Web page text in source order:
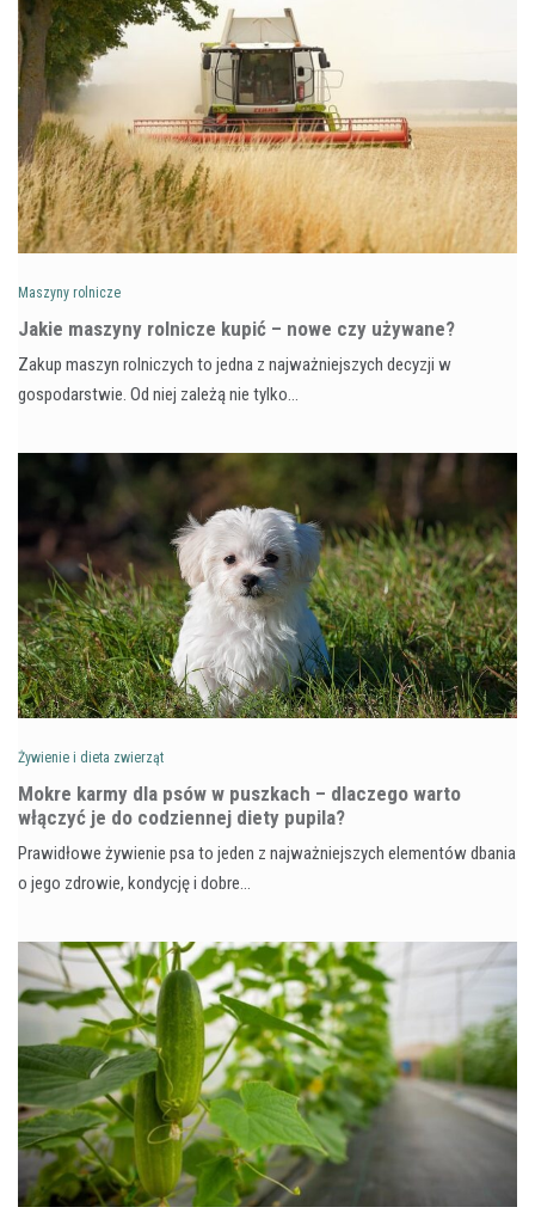
Maszyny rolnicze
Jakie maszyny rolnicze kupić – nowe czy używane?
Zakup maszyn rolniczych to jedna z najważniejszych decyzji w
gospodarstwie. Od niej zależą nie tylko…
Żywienie i dieta zwierząt
Mokre karmy dla psów w puszkach – dlaczego warto
włączyć je do codziennej diety pupila?
Prawidłowe żywienie psa to jeden z najważniejszych elementów dbania
o jego zdrowie, kondycję i dobre…